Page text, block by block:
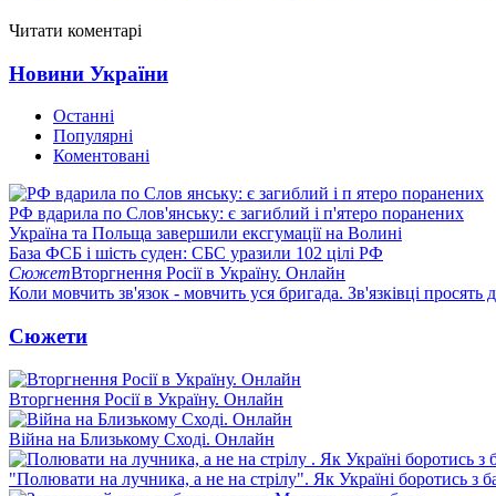
Читати коментарі
Новини України
Останні
Популярні
Коментовані
РФ вдарила по Слов'янську: є загиблий і п'ятеро поранених
Україна та Польща завершили ексгумації на Волині
База ФСБ і шість суден: СБС уразили 102 цілі РФ
СюжетВторгнення Росії в Україну. Онлайн
Коли мовчить зв'язок - мовчить уся бригада. Зв'язківці просять
Сюжети
Вторгнення Росії в Україну. Онлайн
Війна на Близькому Сході. Онлайн
"Полювати на лучника, а не на стрілу". Як Україні боротись з